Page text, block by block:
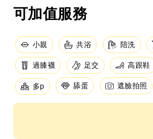
可加值服務
小親 共浴 陪洗
過膝襪 足交 高跟鞋
多p 舔蛋 遮臉拍照